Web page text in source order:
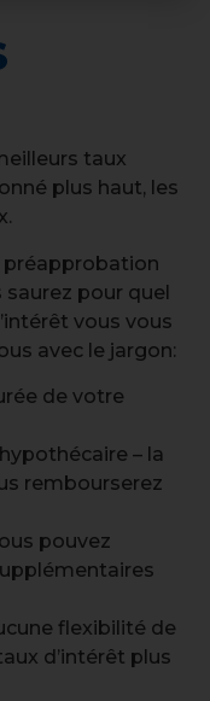
taux
plus haut, les
préapprobation
pour quel
vous vous
avec le jargon:
de votre
– la
rembourserez
pouvez
flexibilité de
d’intérêt plus